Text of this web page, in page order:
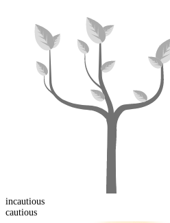
incautious
cautious